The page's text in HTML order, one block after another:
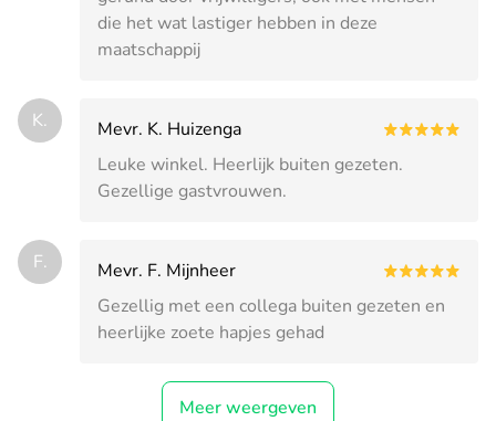
die het wat lastiger hebben in deze
maatschappij
K.
Mevr. K. Huizenga
Leuke winkel. Heerlijk buiten gezeten.
Gezellige gastvrouwen.
F.
Mevr. F. Mijnheer
Gezellig met een collega buiten gezeten en
heerlijke zoete hapjes gehad
Meer weergeven